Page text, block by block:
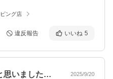
ング店
違反報告 いいね 5
届いた商品を見て小さいと思いましたが使… 2025/9/20